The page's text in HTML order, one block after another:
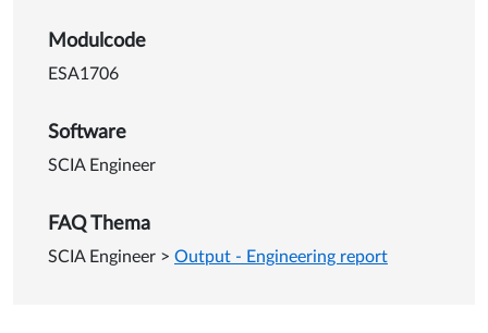
Details zu EP-Format beim
Modulcode
ESA1706
Software
SCIA Engineer
FAQ Thema
SCIA Engineer > Output - Engineering report